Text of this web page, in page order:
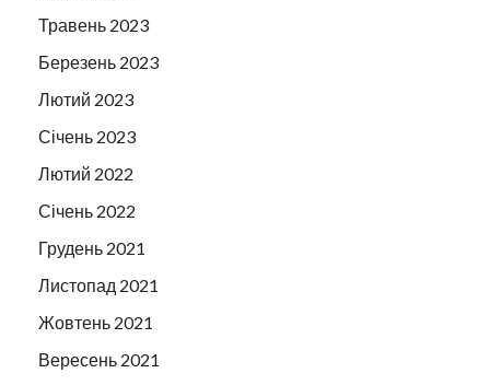
Травень 2023
Березень 2023
Лютий 2023
Січень 2023
Лютий 2022
Січень 2022
Грудень 2021
Листопад 2021
Жовтень 2021
Вересень 2021